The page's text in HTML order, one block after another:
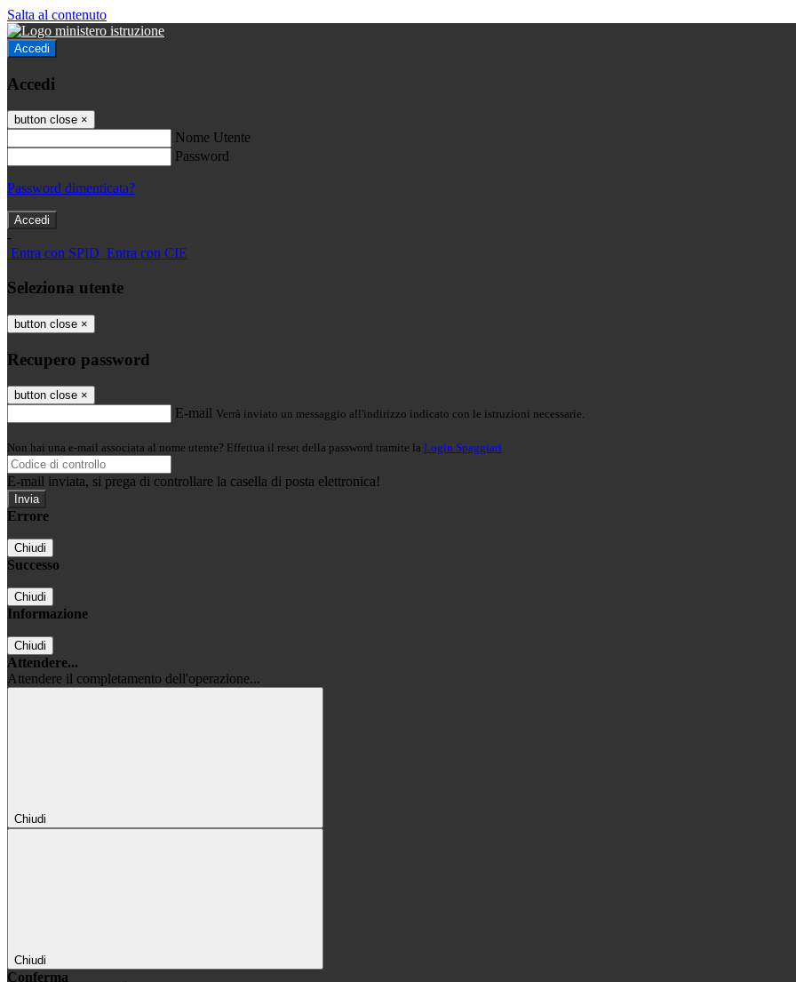
Salta al contenuto
Accedi
Accedi
button close ×
Nome Utente
Password
Password dimenticata?
-
Entra con SPID Entra con CIE
Seleziona utente
button close ×
Recupero password
button close ×
E-mail Verrà inviato un messaggio all'indirizzo indicato con le istruzioni necessarie.
Non hai una e-mail associata al nome utente? Effettua il reset della password tramite la Login Spaggiari
E-mail inviata, si prega di controllare la casella di posta elettronica!
Errore
Chiudi
Successo
Chiudi
Informazione
Chiudi
Attendere...
Attendere il completamento dell'operazione...
Chiudi
Chiudi
Conferma